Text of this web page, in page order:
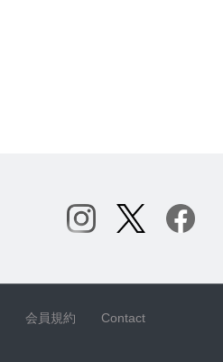
会員規約 Contact